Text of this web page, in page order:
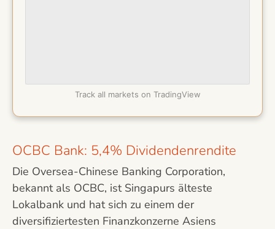
Track all markets on TradingView
OCBC Bank: 5,4% Dividendenrendite
Die Oversea-Chinese Banking Corporation,
bekannt als OCBC, ist Singapurs älteste
Lokalbank und hat sich zu einem der
diversifiziertesten Finanzkonzerne Asiens